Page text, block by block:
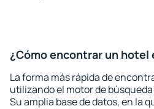
¿Cómo encontrar un hotel
La forma más rápida de
utilizando el motor de
Su amplia base de datos, en la